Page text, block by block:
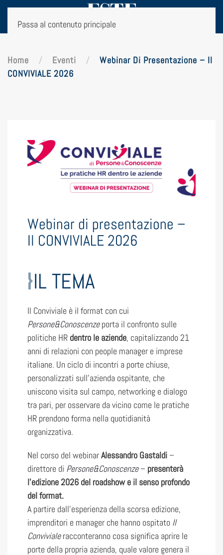
Passa al contenuto principale
Home Eventi
Webinar Di Presentazione – Il
CONVIVIALE 2026
Webinar di presentazione –
Il CONVIVIALE 2026
IL TEMA
Il Conviviale è il format con cui
Persone&Conoscenzeporta il confronto sulle
politiche HR dentro le aziende, capitalizzando 21
anni di relazioni con people manager e imprese
italiane. Un ciclo di incontri a porte chiuse,
personalizzati sull’azienda ospitante, che
uniscono visita sul campo, networking e dialogo
tra pari, per osservare da vicino come le pratiche
HR prendono forma nella quotidianità
organizzativa.
Nel corso del webinarAlessandro Gastaldi –
direttore di Persone&Conoscenze– presenterà
l’edizione 2026 del roadshow e il senso profondo
del format.
A partire dall’esperienza della scorsa edizione,
imprenditori e manager che hanno ospitato Il
Convivialeracconteranno cosa significa aprire le
porte della propria azienda, quale valore genera il